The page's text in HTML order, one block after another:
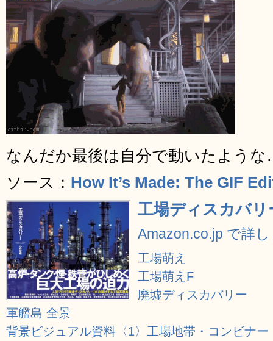
なんだか最後は自分で動いたよう
ソース： How It’s Made: The GIF
工場ディスカバリ
Amazon.co.jp で詳
工場萌え
工場萌えF
廃墟ディスカバリー
軍艦島 全景
背景ビジュアル資料〈1〉工場地帯・コンビナー